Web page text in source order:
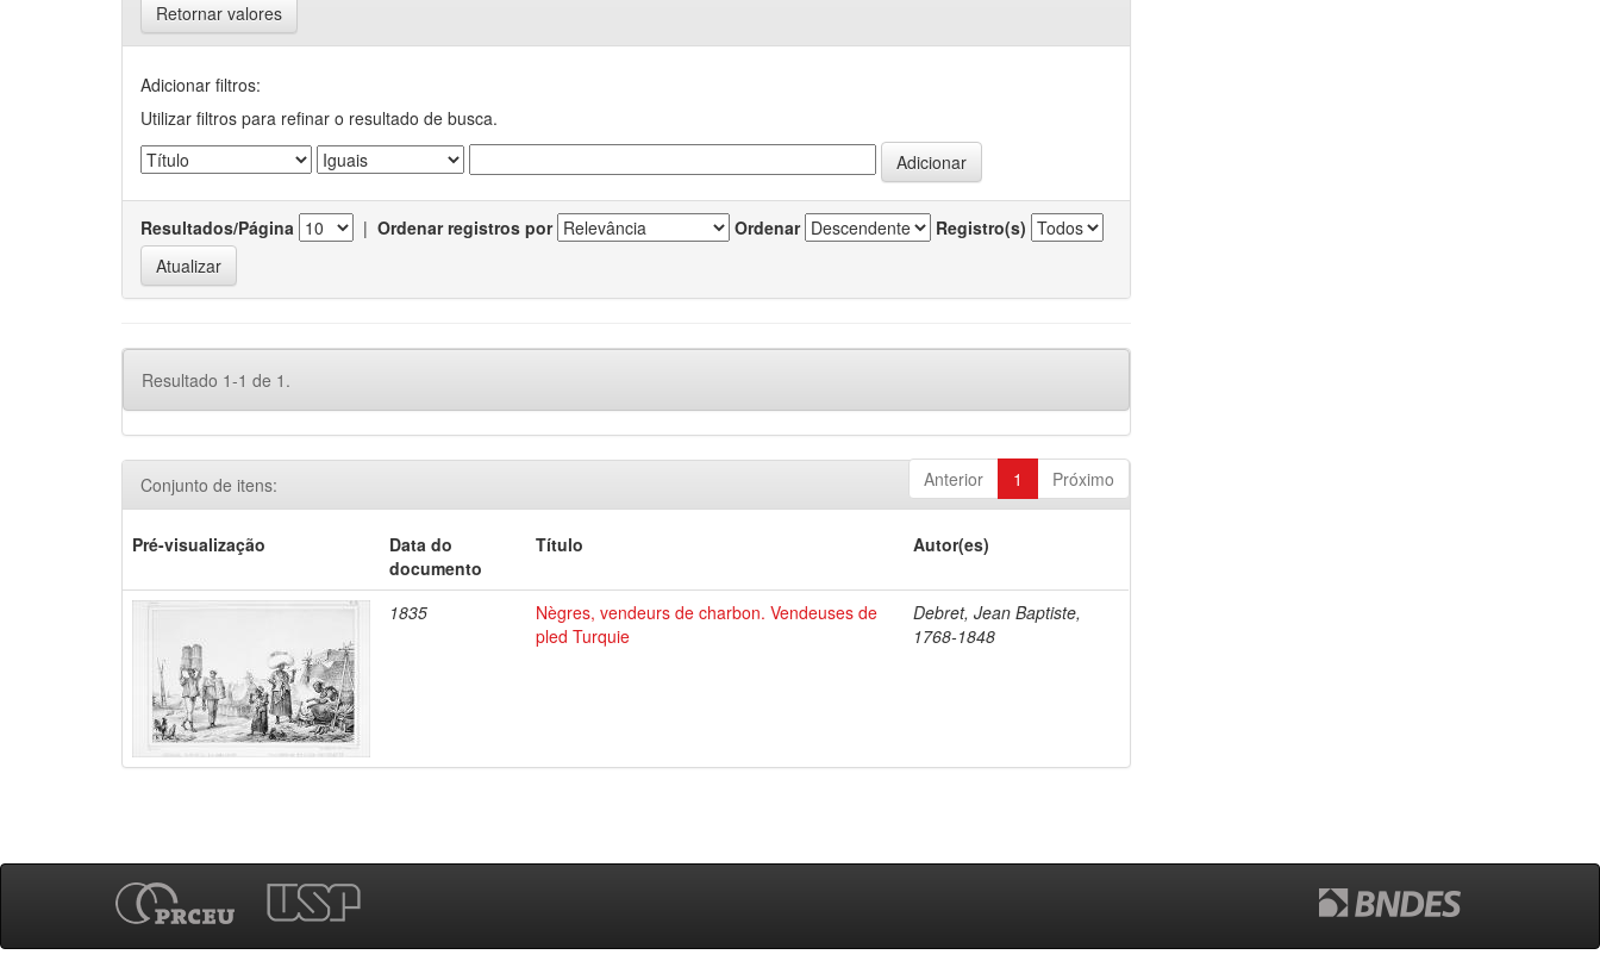
Retornar valores
Adicionar filtros:
Utilizar filtros para refinar o resultado de busca.
Resultados/Página | Ordenar registros por Ordenar Registro(s)
Resultado 1-1 de 1.
Anterior 1 Próximo
Conjunto de itens:
Pré-visualização
Data do
documento
Título Autor(es)
1835
Nègres, vendeurs de charbon. Vendeuses de
pled Turquie
Debret, Jean Baptiste,
1768-1848